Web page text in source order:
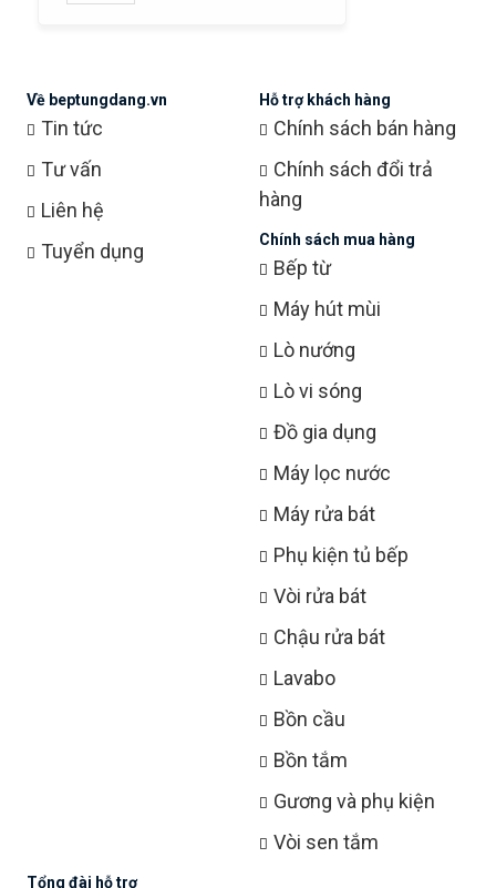
Về beptungdang.vn
Tin tức
Tư vấn
Liên hệ
Tuyển dụng
Hỗ trợ khách hàng
Chính sách bán hàng
Chính sách đổi trả
hàng
Chính sách mua hàng
Bếp từ
Máy hút mùi
Lò nướng
Lò vi sóng
Đồ gia dụng
Máy lọc nước
Máy rửa bát
Phụ kiện tủ bếp
Vòi rửa bát
Chậu rửa bát
Lavabo
Bồn cầu
Bồn tắm
Gương và phụ kiện
Vòi sen tắm
Tổng đài hỗ trợ